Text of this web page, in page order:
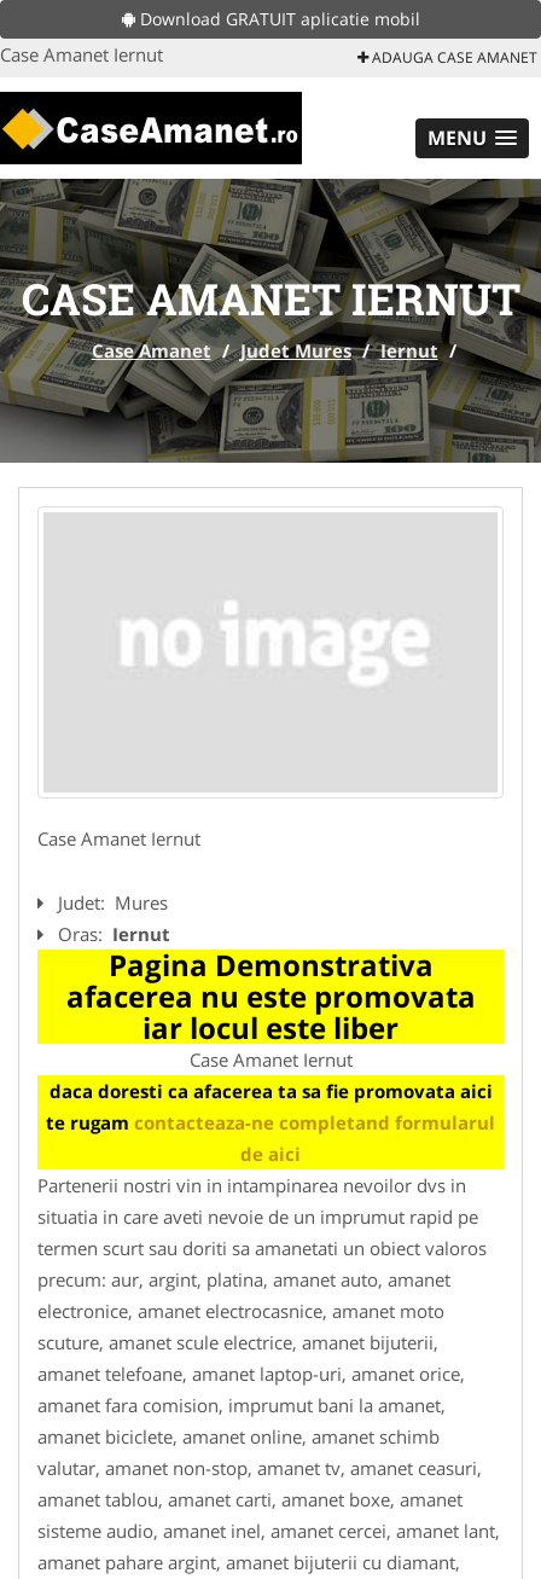
Download GRATUIT aplicatie mobil
Case Amanet Iernut ADAUGA CASE AMANET
MENU
CASE AMANET IERNUT
Case Amanet / Judet Mures / Iernut /
Case Amanet Iernut
Judet: Mures
Oras: Iernut
Pagina Demonstrativa
afacerea nu este promovata
iar locul este liber
Case Amanet Iernut
daca doresti ca afacerea ta sa fie promovata aici
te rugam contacteaza-ne completand formularul
de aici
Partenerii nostri vin in intampinarea nevoilor dvs in
situatia in care aveti nevoie de un imprumut rapid pe
termen scurt sau doriti sa amanetati un obiect valoros
precum: aur, argint, platina, amanet auto, amanet
electronice, amanet electrocasnice, amanet moto
scuture, amanet scule electrice, amanet bijuterii,
amanet telefoane, amanet laptop-uri, amanet orice,
amanet fara comision, imprumut bani la amanet,
amanet biciclete, amanet online, amanet schimb
valutar, amanet non-stop, amanet tv, amanet ceasuri,
amanet tablou, amanet carti, amanet boxe, amanet
sisteme audio, amanet inel, amanet cercei, amanet lant,
amanet pahare argint, amanet bijuterii cu diamant,